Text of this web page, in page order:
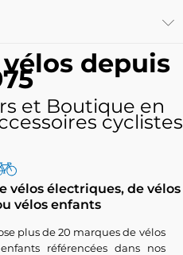
depuis
et Boutique en
cyclistes
vélos électriques, de vélos
vélos enfants
plus de 20 marques de vélos
référencées dans nos